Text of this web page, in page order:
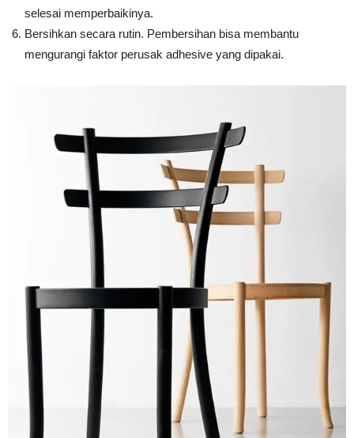
selesai memperbaikinya.
Bersihkan secara rutin. Pembersihan bisa membantu
mengurangi faktor perusak adhesive yang dipakai.